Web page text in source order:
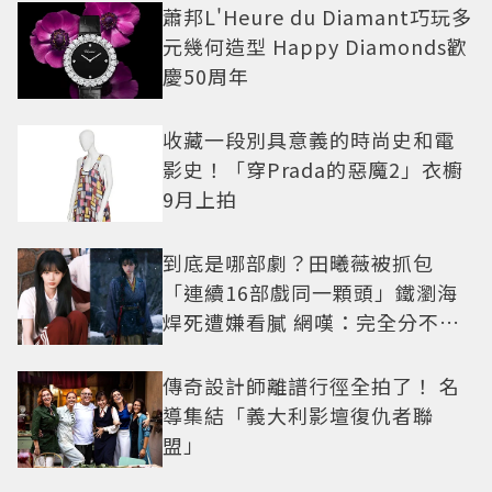
蕭邦L'Heure du Diamant巧玩多
元幾何造型 Happy Diamonds歡
慶50周年
收藏一段別具意義的時尚史和電
影史！「穿Prada的惡魔2」衣櫥
9月上拍
到底是哪部劇？田曦薇被抓包
「連續16部戲同一顆頭」鐵瀏海
焊死遭嫌看膩 網嘆：完全分不出
傳奇設計師離譜行徑全拍了！ 名
導集結「義大利影壇復仇者聯
盟」